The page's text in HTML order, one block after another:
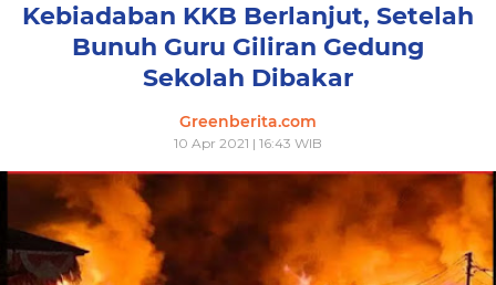
Kebiadaban KKB Berlanjut, Setelah
Bunuh Guru Giliran Gedung
Sekolah Dibakar
Greenberita.com
10 Apr 2021 | 16:43 WIB